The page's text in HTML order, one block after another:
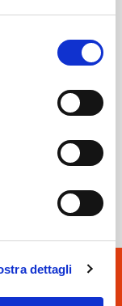
dettagli